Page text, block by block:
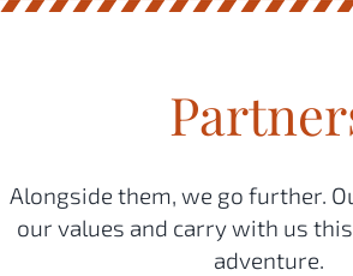
Alongside them, we go further.
our values and carry with us
adventure.